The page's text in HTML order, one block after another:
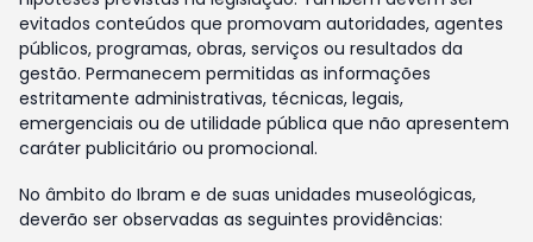
evitados conteúdos que promovam autoridades, agentes
públicos, programas, obras, serviços ou resultados da
gestão. Permanecem permitidas as informações
estritamente administrativas, técnicas, legais,
emergenciais ou de utilidade pública que não apresentem
caráter publicitário ou promocional.
No âmbito do Ibram e de suas unidades museológicas,
deverão ser observadas as seguintes providências: